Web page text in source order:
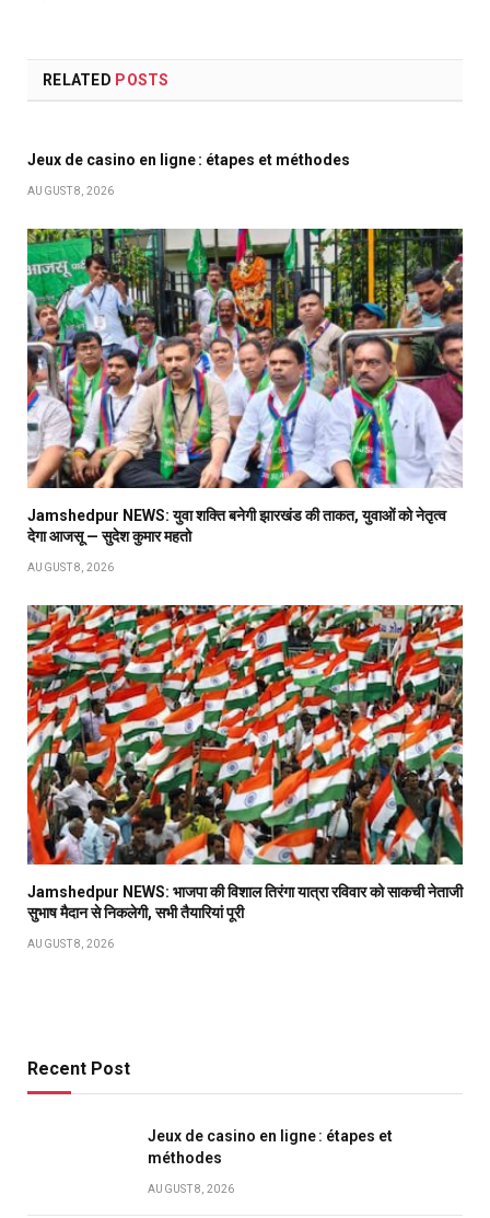
RELATED POSTS
Jeux de casino en ligne : étapes et méthodes
AUGUST 8, 2026
Jamshedpur NEWS: युवा शक्ति बनेगी झारखंड की ताकत, युवाओं को नेतृत्व
देगा आजसू — सुदेश कुमार महतो
AUGUST 8, 2026
Jamshedpur NEWS: भाजपा की विशाल तिरंगा यात्रा रविवार को साकची नेताजी
सुभाष मैदान से निकलेगी, सभी तैयारियां पूरी
AUGUST 8, 2026
Recent Post
Jeux de casino en ligne : étapes et
méthodes
AUGUST 8, 2026